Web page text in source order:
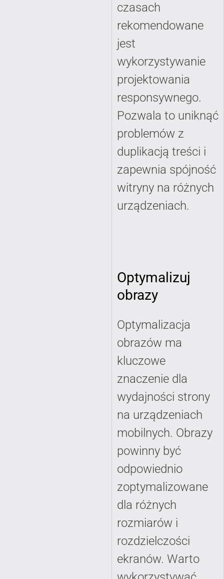
czasach
rekomendowane
jest
wykorzystywanie
projektowania
responsywnego.
Pozwala to uniknąć
problemów z
duplikacją treści i
zapewnia spójność
witryny na różnych
urządzeniach.
Optymalizuj
obrazy
Optymalizacja
obrazów ma
kluczowe
znaczenie dla
wydajności strony
na urządzeniach
mobilnych. Obrazy
powinny być
odpowiednio
zoptymalizowane
dla różnych
rozmiarów i
rozdzielczości
ekranów. Warto